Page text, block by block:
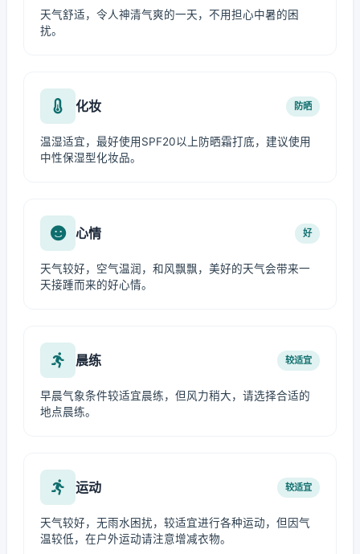
天气舒适，令人神清气爽的一天，不用担心中暑的困
扰。
化妆 防晒
温湿适宜，最好使用SPF20以上防晒霜打底，建议使用
中性保湿型化妆品。
心情 好
天气较好，空气温润，和风飘飘，美好的天气会带来一
天接踵而来的好心情。
晨练 较适宜
早晨气象条件较适宜晨练，但风力稍大，请选择合适的
地点晨练。
运动 较适宜
天气较好，无雨水困扰，较适宜进行各种运动，但因气
温较低，在户外运动请注意增减衣物。